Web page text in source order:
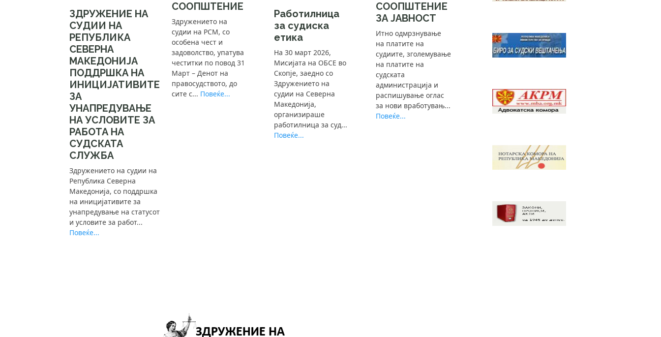
ЗДРУЖЕНИЕ НА
СУДИИ НА
РЕПУБЛИКА
СЕВЕРНА
МАКЕДОНИЈА
ПОДДРШКА НА
ИНИЦИЈАТИВИТЕ
ЗА
УНАПРЕДУВАЊЕ
НА УСЛОВИТЕ ЗА
РАБОТА НА
СУДСКАТА
СЛУЖБА
Здружението на судии на
Република Северна
Македонија, со поддршка
на иницијативите за
унапредување на статусот
и условите за работ...
Повеќе...
СООПШТЕНИЕ
Здружението на
судии на РСМ, со
особена чест и
задоволство, упатува
честитки по повод 31
Март – Денот на
правосудството, до
сите с... Повеќе...
Работилница
за судиска
етика
На 30 март 2026,
Мисијата на ОБСЕ во
Скопје, заедно со
Здружението на
судии на Северна
Македонија,
организираше
работилница за суд...
Повеќе...
СООПШТЕНИЕ
ЗА ЈАВНОСТ
Итно одмрзнување
на платите на
судиите, зголемување
на платите на
судската
администрација и
распишување оглас
за нови вработувањ...
Повеќе...